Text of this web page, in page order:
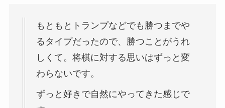
もともとトランプなどでも勝つまでや
るタイプだったので、勝つことがうれ
しくて。将棋に対する思いはずっと変
わらないです。
ずっと好きで自然にやってきた感じで